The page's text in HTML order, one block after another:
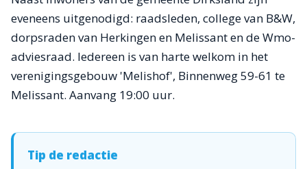
eveneens uitgenodigd: raadsleden, college van B&W,
dorpsraden van Herkingen en Melissant en de Wmo-
adviesraad. Iedereen is van harte welkom in het
verenigingsgebouw 'Melishof', Binnenweg 59-61 te
Melissant. Aanvang 19:00 uur.
Tip de redactie